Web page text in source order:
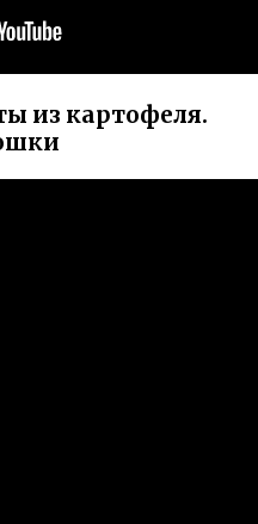
из картофеля.